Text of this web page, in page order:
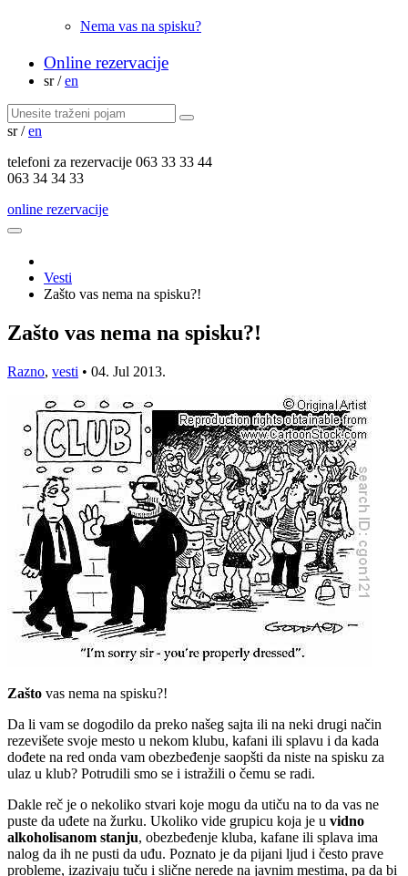
Nema vas na spisku?
Online rezervacije
sr / en
sr / en
telefoni za rezervacije 063 33 33 44
063 34 34 33
online rezervacije
Vesti
Zašto vas nema na spisku?!
Zašto vas nema na spisku?!
Razno, vesti • 04. Jul 2013.
Zašto vas nema na spisku?!
Da li vam se dogodilo da preko našeg sajta ili na neki drugi način
rezevišete svoje mesto u nekom klubu, kafani ili splavu i da kada
dođete na red onda vam obezbeđenje saopšti da niste na spisku za
ulaz u klub? Potrudili smo se i istražili o čemu se radi.
Dakle reč je o nekoliko stvari koje mogu da utiču na to da vas ne
puste da uđete na žurku. Ukoliko vide grupicu koja je u vidno
alkoholisanom stanju, obezbeđenje kluba, kafane ili splava ima
nalog da ih ne pusti da uđu. Poznato je da pijani ljud i često prave
probleme, izazivaju tuču i slične nerede na javnim mestima, pa da bi